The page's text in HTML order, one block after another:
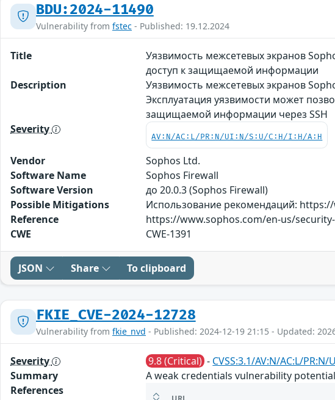
BDU:2024-11490
Vulnerability from fstec - Published: 19.12.2024
Title
Уязвимость межсетевых экранов
доступ к защищаемой информации
Description
Уязвимость межсетевых экранов
Эксплуатация уязвимости может
защищаемой информации через SSH
Severity
AV:N/AC:L/PR:N/UI:N/S:U/C:H/I:H/A:H
Vendor
Sophos Ltd.
Software Name
Sophos Firewall
Software Version
до 20.0.3 (Sophos Firewall)
Possible Mitigations
Использование рекомендаций:
Reference
https://www.sophos.com/en-us/
CWE
CWE-1391
JSON Share To clipboard
FKIE_CVE-2024-12728
Vulnerability from fkie_nvd - Published: 2024-12-19 21:15 - Updated:
Severity 9.8 (Critical) - CVSS:3.1/AV:N/AC:L/
Summary
A weak credentials vulnerability
References